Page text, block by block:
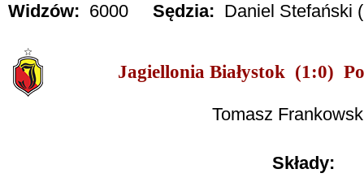
Widzów: 6000 Sędzia: Daniel Stefański
Jagiellonia Białystok (1:0)
Tomasz
Składy: